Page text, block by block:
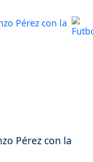
Pérez con la